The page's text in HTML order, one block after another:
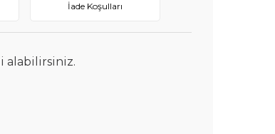
İade Koşulları
alabilirsiniz.